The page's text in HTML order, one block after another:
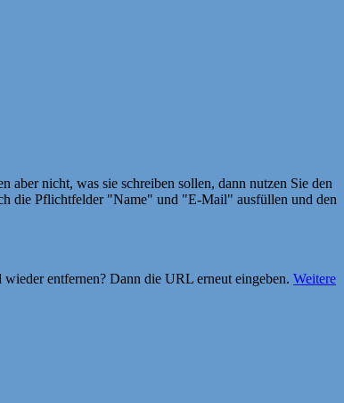
nicht, was sie schreiben sollen, dann nutzen Sie den
die Pflichtfelder "Name" und "E-Mail" ausfüllen und den
entfernen? Dann die URL erneut eingeben. Weitere